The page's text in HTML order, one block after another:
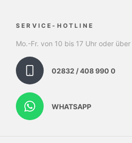
SERVICE-HOTLINE
Mo.-Fr. von 10 bis 17 Uhr oder
02832 / 408 990 0
WHATSAPP